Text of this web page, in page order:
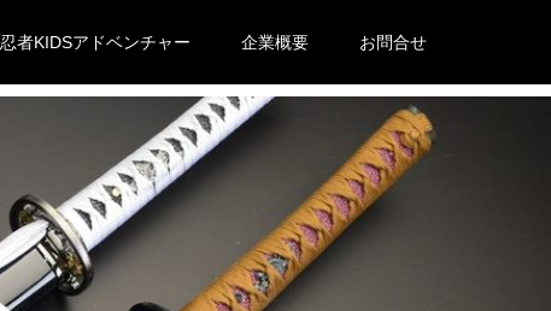
忍者KIDSアドベンチャー 企業概要 お問合せ